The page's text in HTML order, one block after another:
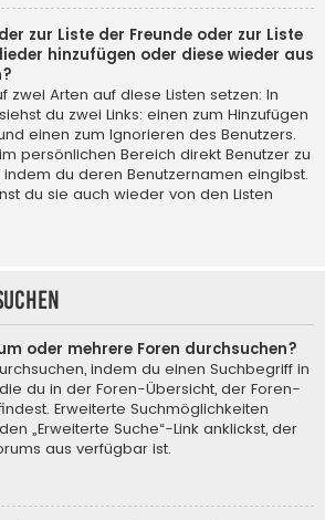
zur Liste der Freunde oder zur Liste
hinzufügen oder diese wieder aus
zwei Arten auf diese Listen setzen: In
du zwei Links: einen zum Hinzufügen
einen zum Ignorieren des Benutzers.
persönlichen Bereich direkt Benutzer zu
indem du deren Benutzernamen eingibst.
du sie auch wieder von den Listen
oder mehrere Foren durchsuchen?
indem du einen Suchbegriff in
du in der Foren-Übersicht, der Foren-
Erweiterte Suchmöglichkeiten
„Erweiterte Suche“-Link anklickst, der
aus verfügbar ist.